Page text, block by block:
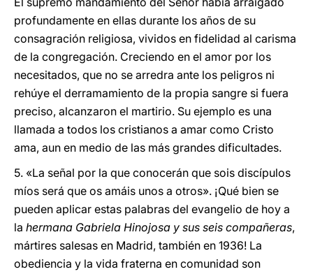
profundamente en ellas durante los años de su
consagración religiosa, vividos en fidelidad al carisma
de la congregación. Creciendo en el amor por los
necesitados, que no se arredra ante los peligros ni
rehúye el derramamiento de la propia sangre si fuera
preciso, alcanzaron el martirio. Su ejemplo es una
llamada a todos los cristianos a amar como Cristo
ama, aun en medio de las más grandes dificultades.
5. «La señal por la que conocerán que sois discípulos
míos será que os amáis unos a otros». ¡Qué bien se
pueden aplicar estas palabras del evangelio de hoy a
la hermana Gabriela Hinojosa y sus seis compañeras,
mártires salesas en Madrid, también en 1936! La
obediencia y la vida fraterna en comunidad son